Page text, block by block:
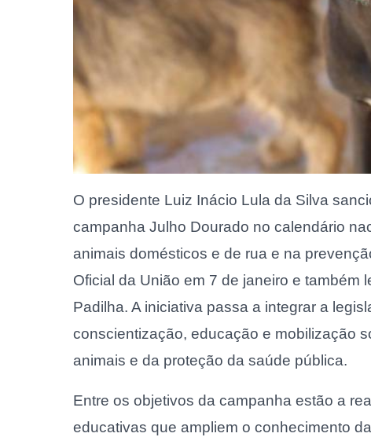
O presidente Luiz Inácio Lula da Silva
campanha Julho Dourado no calendário
animais domésticos e de rua e na
Oficial da União em 7 de janeiro e também
Padilha. A iniciativa passa a integrar a
conscientização, educação e mobilização
animais e da proteção da saúde pública.
Entre os objetivos da campanha estão a
educativas que ampliem o conhecimento